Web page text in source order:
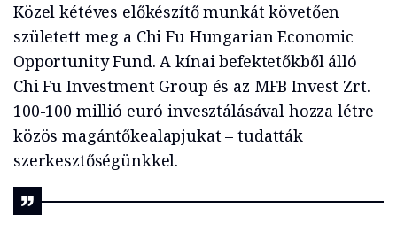
Közel kétéves előkészítő munkát követően
született meg a Chi Fu Hungarian Economic
Opportunity Fund. A kínai befektetőkből álló
Chi Fu Investment Group és az MFB Invest Zrt.
100-100 millió euró invesztálásával hozza létre
közös magántőkealapjukat – tudatták
szerkesztőségünkkel.